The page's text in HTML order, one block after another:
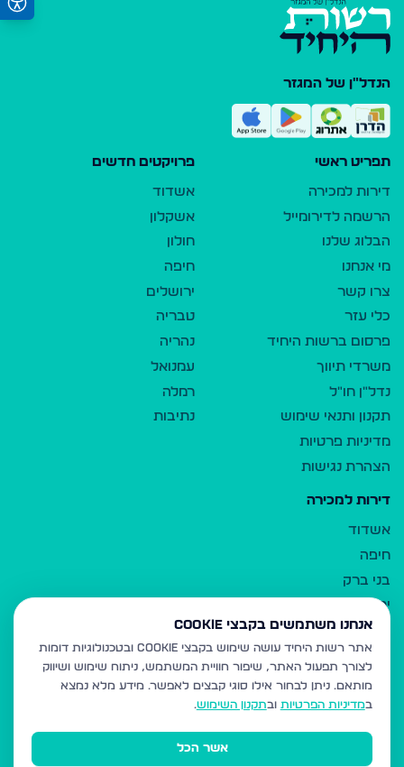
הנדל"ן של המגזר
תפריט ראשי
דירות למכירה
הרשמה לדירומייל
הבלוג שלנו
מי אנחנו
צרו קשר
כלי עזר
פרסום ברשות היחיד
משרדי תיווך
נדל"ן חו"ל
תקנון ותנאי שימוש
מדיניות פרטיות
הצהרת נגישות
פרויקטים חדשים
אשדוד
אשקלון
חולון
חיפה
ירושלים
טבריה
נהריה
עמנואל
רמלה
נתיבות
דירות למכירה
אשדוד
חיפה
בני ברק
ירושלים
אלעד
גבעת זאב
בית שמש
רכסים
מודיעין עילית
אנחנו משתמשים בקבצי Cookie
אתר רשות היחיד עושה שימוש בקבצי Cookie ובטכנולוגיות דומות
לצורך תפעול האתר, שיפור חוויית המשתמש, ניתוח שימוש ושיווק
מותאם. ניתן לבחור אילו סוגי קבצים לאפשר. מידע מלא נמצא
במדיניות הפרטיות ובתקנון השימוש.
אשר הכל